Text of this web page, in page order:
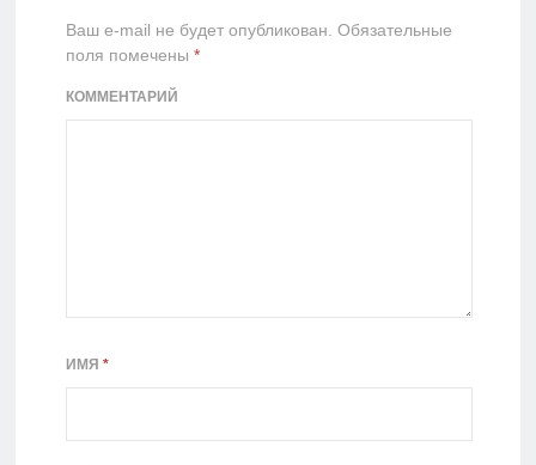
Ваш e-mail не будет опубликован. Обязательные
поля помечены *
КОММЕНТАРИЙ
ИМЯ *